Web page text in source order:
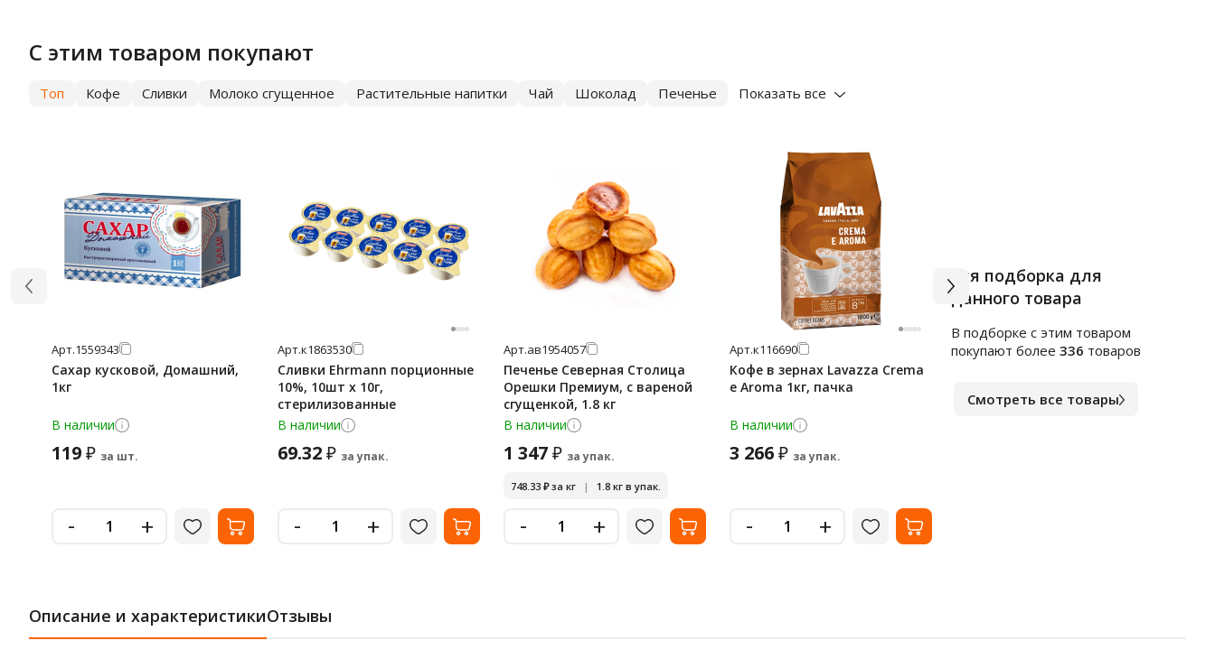
С этим товаром покупают
Топ Кофе Сливки Молоко сгущенное Растительные напитки Чай Шоколад Печенье Показать все
Арт.1559343
Сахар кусковой, Домашний,
1кг
В наличии
119₽ за шт.
- +
Арт.к1863530
Сливки Ehrmann порционные
10%, 10шт х 10г,
стерилизованные
В наличии
69.32₽ за упак.
- +
Арт.ав1954057
Печенье Северная Столица
Орешки Премиум, с вареной
сгущенкой, 1.8 кг
В наличии
1 347₽ за упак.
748.33 ₽за кг | 1.8 кг в упак.
- +
Арт.к116690
Кофе в зернах Lavazza Crema
е Aroma 1кг, пачка
В наличии
3 266₽ за упак.
- +
Арт.м2088861
Вся подборка для
данного товара
В подборке c этим товаром
покупают более 336 товаров
Смотреть все товары
Описание и характеристикиОтзывы